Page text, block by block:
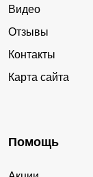
Видео
Отзывы
Контакты
Карта сайта
Помощь